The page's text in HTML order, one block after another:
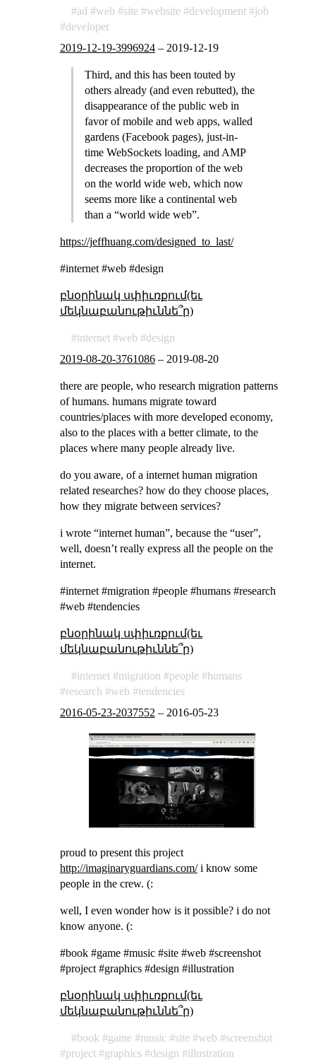
ad web site website development
job
developer
2019-12-19-3996924– 2019-12-19
Third, and this has been touted by
others already (and even rebutted), the
disappearance of the public web in
favor of mobile and web apps, walled
gardens (Facebook pages), just-in-
time WebSockets loading, and AMP
decreases the proportion of the web
on the world wide web, which now
seems more like a continental web
than a “world wide web”.
https://jeffhuang.com/designed_to_last/
#internet #web #design
բնօրինակ սփիւռքում(եւ
մեկնաբանութիւննե՞ր)
internet web
design
2019-08-20-3761086– 2019-08-20
there are people, who research migration patterns
of humans. humans migrate toward
countries/places with more developed economy,
also to the places with a better climate, to the
places where many people already live.
do you aware, of a internet human migration
related researches? how do they choose places,
how they migrate between services?
i wrote “internet human”, because the “user”,
well, doesn’t really express all the people on the
internet.
#internet #migration #people #humans #research
#web #tendencies
բնօրինակ սփիւռքում(եւ
մեկնաբանութիւննե՞ր)
internet migration people
humans
research
web
tendencies
2016-05-23-2037552 – 2016-05-23
proud to present this project
http://imaginaryguardians.com/i know some
people in the crew. (:
well, I even wonder how is it possible? i do not
know anyone. (:
#book #game #music #site #web #screenshot
#project #graphics #design #illustration
բնօրինակ սփիւռքում(եւ
մեկնաբանութիւննե՞ր)
book game music site web
screenshot
project
graphics design
illustration